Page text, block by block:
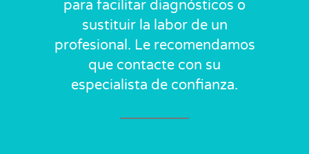
para facilitar diagnósticos o
sustituir la labor de un
profesional. Le recomendamos
que contacte con su
especialista de confianza.